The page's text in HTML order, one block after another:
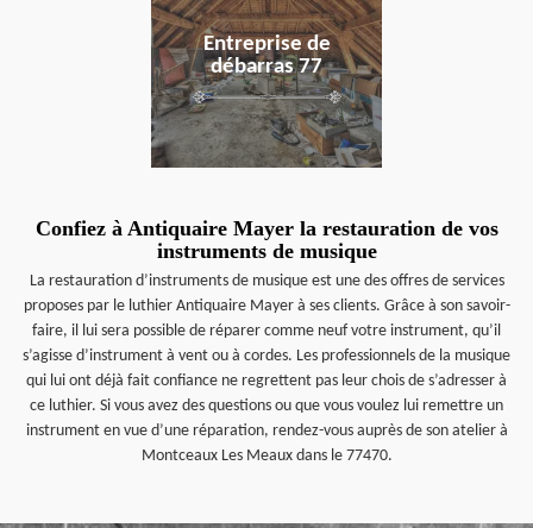
Entreprise de
débarras 77
Confiez à Antiquaire Mayer la restauration de vos
instruments de musique
La restauration d’instruments de musique est une des offres de services
proposes par le luthier Antiquaire Mayer à ses clients. Grâce à son savoir-
faire, il lui sera possible de réparer comme neuf votre instrument, qu’il
s’agisse d’instrument à vent ou à cordes. Les professionnels de la musique
qui lui ont déjà fait confiance ne regrettent pas leur chois de s’adresser à
ce luthier. Si vous avez des questions ou que vous voulez lui remettre un
instrument en vue d’une réparation, rendez-vous auprès de son atelier à
Montceaux Les Meaux dans le 77470.